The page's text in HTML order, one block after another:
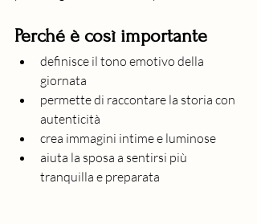
Perché è così importante
definisce il tono emotivo della
giornata
permette di raccontare la storia con
autenticità
crea immagini intime e luminose
aiuta la sposa a sentirsi più
tranquilla e preparata